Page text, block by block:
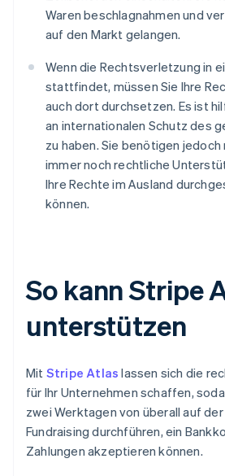
Waren beschlagnahmen und
auf den Markt gelangen.
Wenn die Rechtsverletzung in
stattfindet, müssen Sie Ihre
auch dort durchsetzen. Es ist
an internationalen Schutz des
zu haben. Sie benötigen
immer noch rechtliche
Ihre Rechte im Ausland
können.
So kann Stripe
unterstützen
Mit Stripe Atlas lassen sich die
für Ihr Unternehmen schaffen,
zwei Werktagen von überall auf der
Fundraising durchführen, ein
Zahlungen akzeptieren können.